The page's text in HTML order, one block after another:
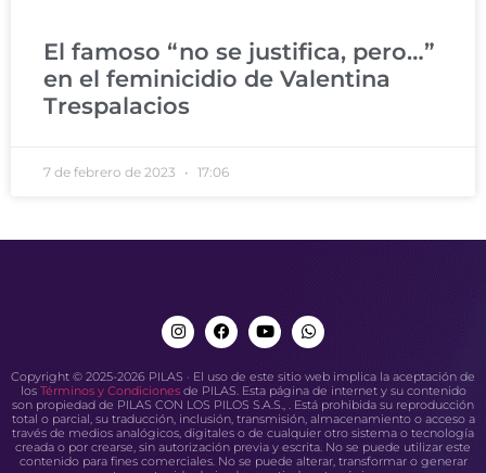
El famoso “no se justifica, pero…”
en el feminicidio de Valentina
Trespalacios
7 de febrero de 2023 17:06
Copyright © 2025-2026 PILAS · El uso de este sitio web implica la aceptación de
los Términos y Condicionesde PILAS. Esta página de internet y su contenido
son propiedad de PILAS CON LOS PILOS S.A.S., . Está prohibida su reproducción
total o parcial, su traducción, inclusión, transmisión, almacenamiento o acceso a
través de medios analógicos, digitales o de cualquier otro sistema o tecnología
creada o por crearse, sin autorización previa y escrita. No se puede utilizar este
contenido para fines comerciales. No se puede alterar, transformar o generar